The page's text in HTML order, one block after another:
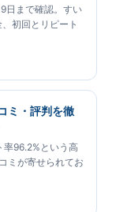
日まで確認。すい
初回とリピート
ミ・評判を徹
率96.2%という高
ミが寄せられてお